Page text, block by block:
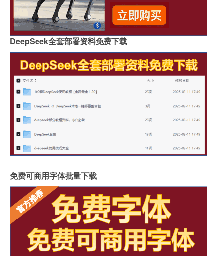
DeepSeek全套部署资料免费下载
免费可商用字体批量下载